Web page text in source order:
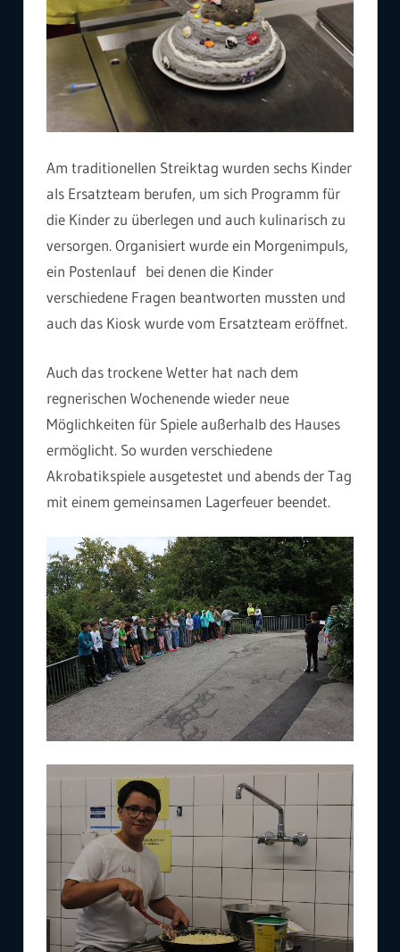
Am traditionellen Streiktag wurden sechs Kinder
als Ersatzteam berufen, um sich Programm für
die Kinder zu überlegen und auch kulinarisch zu
versorgen. Organisiert wurde ein Morgenimpuls,
ein Postenlauf bei denen die Kinder
verschiedene Fragen beantworten mussten und
auch das Kiosk wurde vom Ersatzteam eröffnet.
Auch das trockene Wetter hat nach dem
regnerischen Wochenende wieder neue
Möglichkeiten für Spiele außerhalb des Hauses
ermöglicht. So wurden verschiedene
Akrobatikspiele ausgetestet und abends der Tag
mit einem gemeinsamen Lagerfeuer beendet.